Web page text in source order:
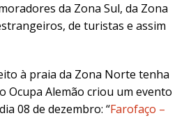
da Zona Sul, da Zona
de turistas e assim
à praia da Zona Norte tenha
Ocupa Alemão criou um evento
08 de dezembro: “Farofaço –